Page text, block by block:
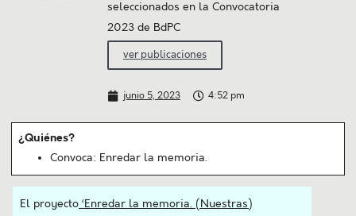
seleccionados en la Convocatoria
2023 de BdPC
ver publicaciones
junio 5, 2023 4:52 pm
¿Quiénes?
Convoca: Enredar la memoria.
El proyecto ‘Enredar la memoria. (Nuestras)